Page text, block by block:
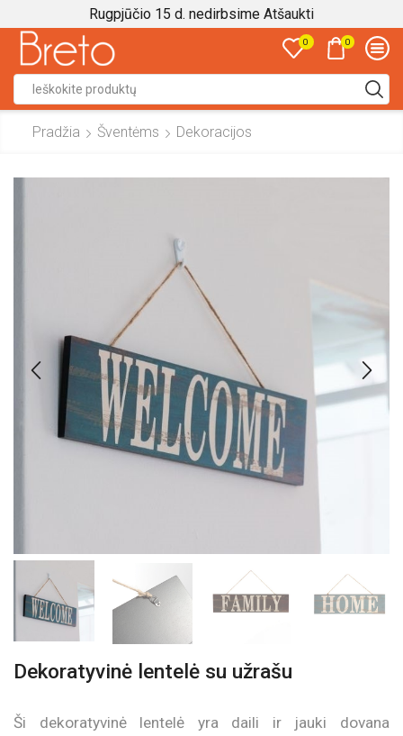
Rugpjūčio 15 d. nedirbsime Atšaukti
0 0
input
Pradžia Šventėms Dekoracijos
Dekoratyvinė lentelė su užrašu
Ši dekoratyvinė lentelė yra daili ir jauki dovana